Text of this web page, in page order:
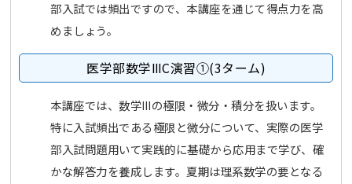
部入試では頻出ですので、本講座を通じて得点力を高
めましょう。
医学部数学ⅢC演習①(3ターム)
本講座では、数学Ⅲの極限・微分・積分を扱います。
特に入試頻出である極限と微分について、実際の医学
部入試問題用いて実践的に基礎から応用まで学び、確
かな解答力を養成します。夏期は理系数学の要となる